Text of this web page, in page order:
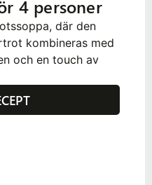
4 personer
där den
kombineras med
och en touch av